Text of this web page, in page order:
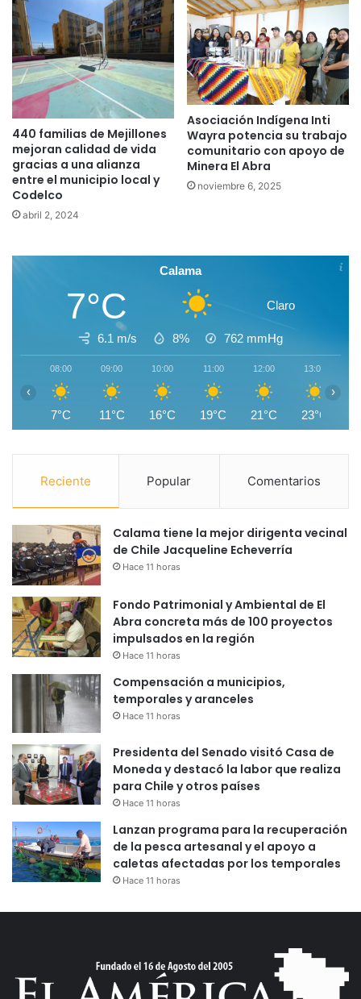
440 familias de Mejillones
mejoran calidad de vida
gracias a una alianza
entre el municipio local y
Codelco
abril 2, 2024
Asociación Indígena Inti
Wayra potencia su trabajo
comunitario con apoyo de
Minera El Abra
noviembre 6, 2025
Calama
7°C Claro
6.1 m/s 8% 762 mmHg
08:00
7°C
09:00
11°C
10:00
16°C
11:00
19°C
12:00
21°C
13:00
23°C
‹ ›
Reciente Popular Comentarios
Calama tiene la mejor dirigenta vecinal
de Chile Jacqueline Echeverría
Hace 11 horas
Fondo Patrimonial y Ambiental de El
Abra concreta más de 100 proyectos
impulsados en la región
Hace 11 horas
Compensación a municipios,
temporales y aranceles
Hace 11 horas
Presidenta del Senado visitó Casa de
Moneda y destacó la labor que realiza
para Chile y otros países
Hace 11 horas
Lanzan programa para la recuperación
de la pesca artesanal y el apoyo a
caletas afectadas por los temporales
Hace 11 horas